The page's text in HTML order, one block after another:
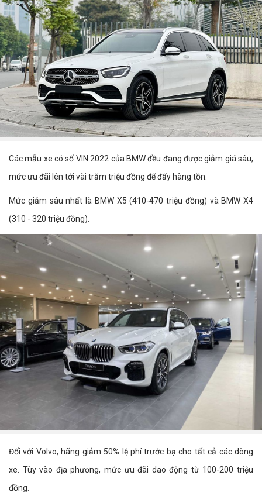
Các mẫu xe có số VIN 2022 của BMW đều đang được giảm giá sâu,
mức ưu đãi lên tới vài trăm triệu đồng để đẩy hàng tồn.
Mức giảm sâu nhất là BMW X5 (410-470 triệu đồng) và BMW X4
(310 - 320 triệu đồng).
Đối với Volvo, hãng giảm 50% lệ phí trước bạ cho tất cả các dòng
xe. Tùy vào địa phương, mức ưu đãi dao động từ 100-200 triệu
đồng.